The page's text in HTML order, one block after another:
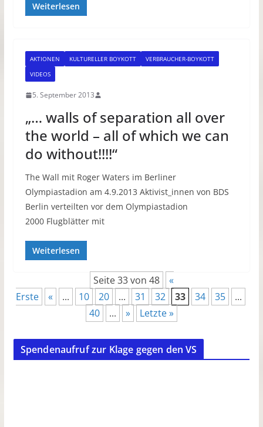
Weiterlesen
AKTIONEN KULTURELLER BOYKOTT
VERBRAUCHER-BOYKOTT
VIDEOS
5. September 2013
„… walls of separation all over
the world – all of which we can
do without!!!!“
The Wall mit Roger Waters im Berliner
Olympiastadion am 4.9.2013 Aktivist_innen von BDS
Berlin verteilten vor dem Olympiastadion
2000 Flugblätter mit
Weiterlesen
Seite 33 von 48
«
Erste
« ... 10 20 ... 31 32 33 34 35
...
40
... » Letzte »
Spendenaufruf zur Klage gegen den VS